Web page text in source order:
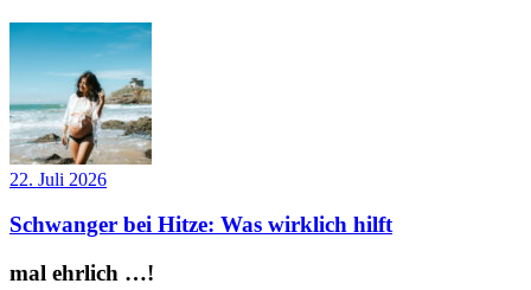
22. Juli 2026
Schwanger bei Hitze: Was wirklich hilft
mal ehrlich …!